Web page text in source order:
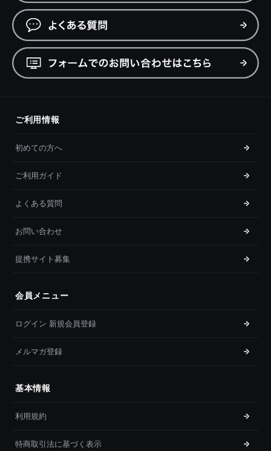
ご利用情報
初めての方へ
ご利用ガイド
よくある質問
お問い合わせ
提携サイト募集
会員メニュー
ログイン 新規会員登録
メルマガ登録
基本情報
利用規約
特商取引法に基づく表示